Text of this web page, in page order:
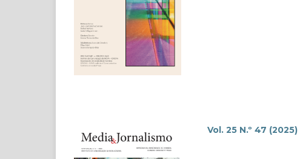
Vol. 25 N.º 47 (2025)